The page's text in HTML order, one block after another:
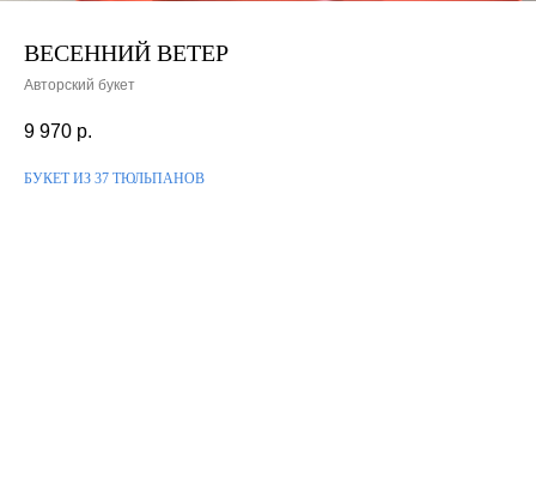
ВЕСЕННИЙ ВЕТЕР
Авторский букет
9 970 р.
БУКЕТ ИЗ 37 ТЮЛЬПАНОВ